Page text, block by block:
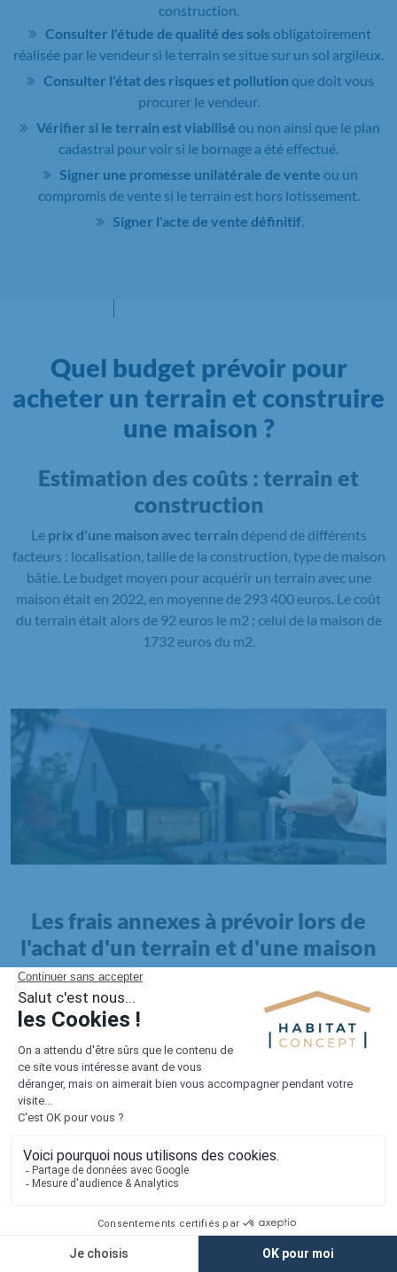
construction.
Consulter l'étude de qualité des sols obligatoirement
réalisée par le vendeur si le terrain se situe sur un sol argileux.
Consulter l'état des risques et pollution que doit vous
procurer le vendeur.
Vérifier si le terrain est viabilisé ou non ainsi que le plan
cadastral pour voir si le bornage a été effectué.
Signer une promesse unilatérale de vente ou un
compromis de vente si le terrain est hors lotissement.
Signer l'acte de vente définitif
Quel budget prévoir pour
acheter un terrain et construire
une maison ?
Estimation des coûts : terrain et
construction
Le prix d'une maison avec terrain dépend de différents
facteurs : localisation, taille de la construction, type de maison
bâtie. Le budget moyen pour acquérir un terrain avec une
maison était en 2022, en moyenne de 293 400 euros. Le coût
du terrain était alors de 92 euros le m2 ; celui de la maison de
1732 euros du m2.
Les frais annexes à prévoir lors de
l'achat d'un terrain et d'une maison
Il faut également intégrer à votre budget, les
pour la maison. Outre l'achat du terrain et la construction, il
faut prendre en compte la viabilisation si elle n'est pas
proposée par le constructeur. Les frais de raccordements et les
taxes éventuelles coûtent entre 5 000 et 15 000 euros selon la
localisation du terrain et son accès.
Quant auxfrais de notaire
Lorsque vous vous tournez vers une maison existante, il sera
nécessaire de faire des travaux de rénovation. Ceux-ci sont
souvent coûteux et doivent être ajoutés au prix de l'achat